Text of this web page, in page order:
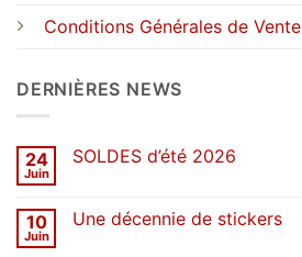
Conditions Générales de Vente
DERNIÈRES NEWS
24
Juin
SOLDES d’été 2026
SOLDES
10
Juin
Une décennie de stickers